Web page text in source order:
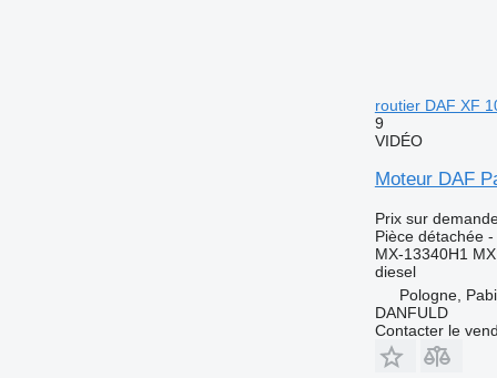
routier DAF XF
9
VIDÉO
Moteur DAF
Prix sur
Pièce détachée
MX-13340H1
diesel
Pologne,
DANFULD
Contacter le